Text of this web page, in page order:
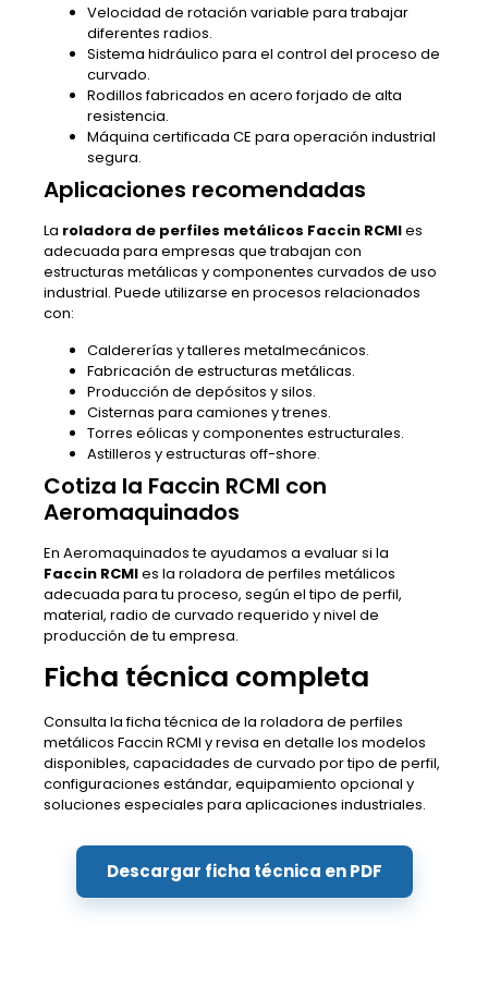
Velocidad de rotación variable para trabajar
diferentes radios.
Sistema hidráulico para el control del proceso de
curvado.
Rodillos fabricados en acero forjado de alta
resistencia.
Máquina certificada CE para operación industrial
segura.
Aplicaciones recomendadas
La roladora de perfiles metálicos Faccin RCMIes
adecuada para empresas que trabajan con
estructuras metálicas y componentes curvados de uso
industrial. Puede utilizarse en procesos relacionados
con:
Caldererías y talleres metalmecánicos.
Fabricación de estructuras metálicas.
Producción de depósitos y silos.
Cisternas para camiones y trenes.
Torres eólicas y componentes estructurales.
Astilleros y estructuras off-shore.
Cotiza la Faccin RCMI con
Aeromaquinados
En Aeromaquinados te ayudamos a evaluar si la
Faccin RCMIes la roladora de perfiles metálicos
adecuada para tu proceso, según el tipo de perfil,
material, radio de curvado requerido y nivel de
producción de tu empresa.
Ficha técnica completa
Consulta la ficha técnica de la roladora de perfiles
metálicos Faccin RCMI y revisa en detalle los modelos
disponibles, capacidades de curvado por tipo de perfil,
configuraciones estándar, equipamiento opcional y
soluciones especiales para aplicaciones industriales.
Descargar ficha técnica en PDF